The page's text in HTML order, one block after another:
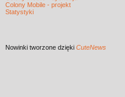
Colony Mobile - projekt
Statystyki
Nowinki tworzone dzięki CuteNews